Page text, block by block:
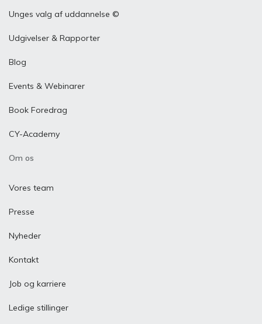
Unges valg af uddannelse ©
Udgivelser & Rapporter
Blog
Events & Webinarer
Book Foredrag
CY-Academy
Om os
Vores team
Presse
Nyheder
Kontakt
Job og karriere
Ledige stillinger